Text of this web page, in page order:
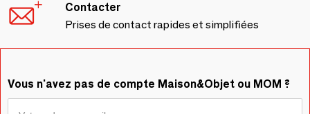
Contacter
Prises de contact rapides et simplifiées
Vous n'avez pas de compte Maison&Objet ou MOM ?